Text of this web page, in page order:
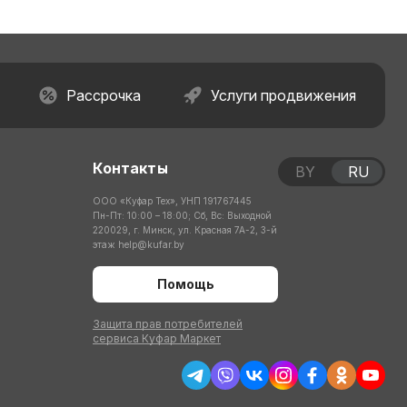
Рассрочка Услуги продвижения
Контакты
ООО «Куфар Тех», УНП 191767445
Пн-Пт: 10:00 – 18:00; Сб, Вс: Выходной
220029, г. Минск, ул. Красная 7А-2, 3-й
этаж help@kufar.by
Помощь
Защита прав потребителей
сервиса Куфар Маркет
BY RU